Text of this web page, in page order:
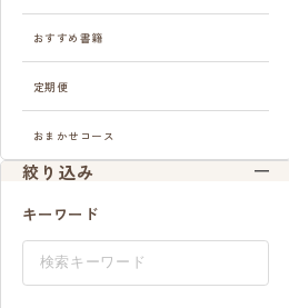
おすすめ書籍
定期便
おまかせコース
絞り込み
キーワード